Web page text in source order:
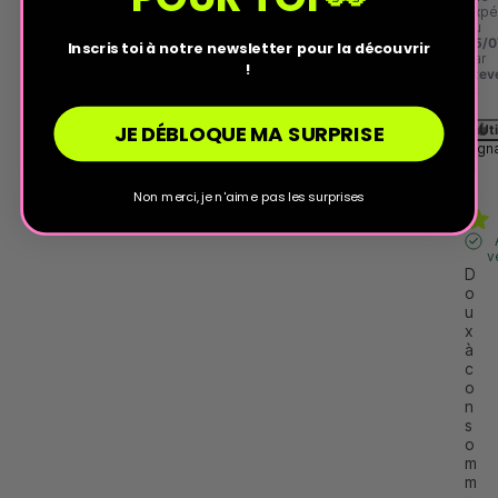
du
05/
par
D
o
u
x
à
c
o
n
s
o
m
m
Inscris toi à notre newsletter pour la découvrir
!
JE DÉBLOQUE MA SURPRISE
Non merci, je n'aime pas les surprises